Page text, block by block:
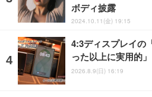
ボディ披露
2024.10.11(金) 19:15
4:3ディスプレイの
った以上に実用的」
2026.8.9(日) 16:19